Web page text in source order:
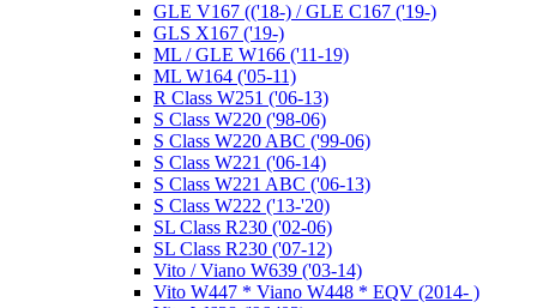
GLE V167 (('18-) / GLE C167 ('19-)
GLS X167 ('19-)
ML / GLE W166 ('11-19)
ML W164 ('05-11)
R Class W251 ('06-13)
S Class W220 ('98-06)
S Class W220 ABC ('99-06)
S Class W221 ('06-14)
S Class W221 ABC ('06-13)
S Class W222 ('13-'20)
SL Class R230 ('02-06)
SL Class R230 ('07-12)
Vito / Viano W639 ('03-14)
Vito W447 * Viano W448 * EQV (2014- )